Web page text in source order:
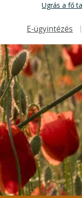
Ugrás a fő
Felső navigáció
E-ügyintézés